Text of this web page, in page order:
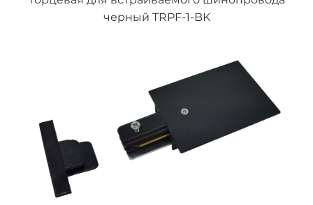
черный TRPF-1-BK